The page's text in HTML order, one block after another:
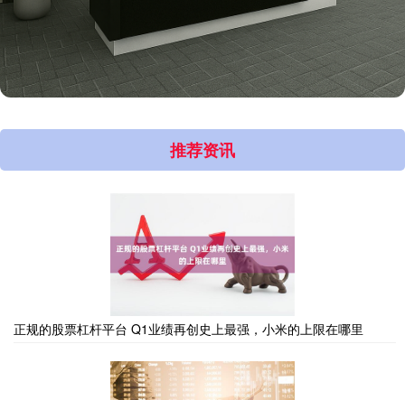
推荐资讯
正规的股票杠杆平台 Q1业绩再创史上最强，小米的上限在哪里